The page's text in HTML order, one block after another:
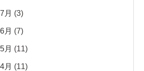
月 (3)
月 (7)
月 (11)
月 (11)